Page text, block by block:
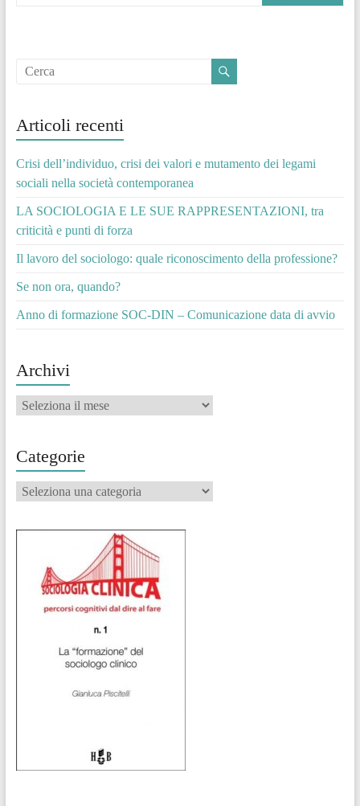
Articoli recenti
Crisi dell’individuo, crisi dei valori e mutamento dei legami
sociali nella società contemporanea
LA SOCIOLOGIA E LE SUE RAPPRESENTAZIONI, tra
criticità e punti di forza
Il lavoro del sociologo: quale riconoscimento della professione?
Se non ora, quando?
Anno di formazione SOC-DIN – Comunicazione data di avvio
Archivi
Archivi
Categorie
Categorie